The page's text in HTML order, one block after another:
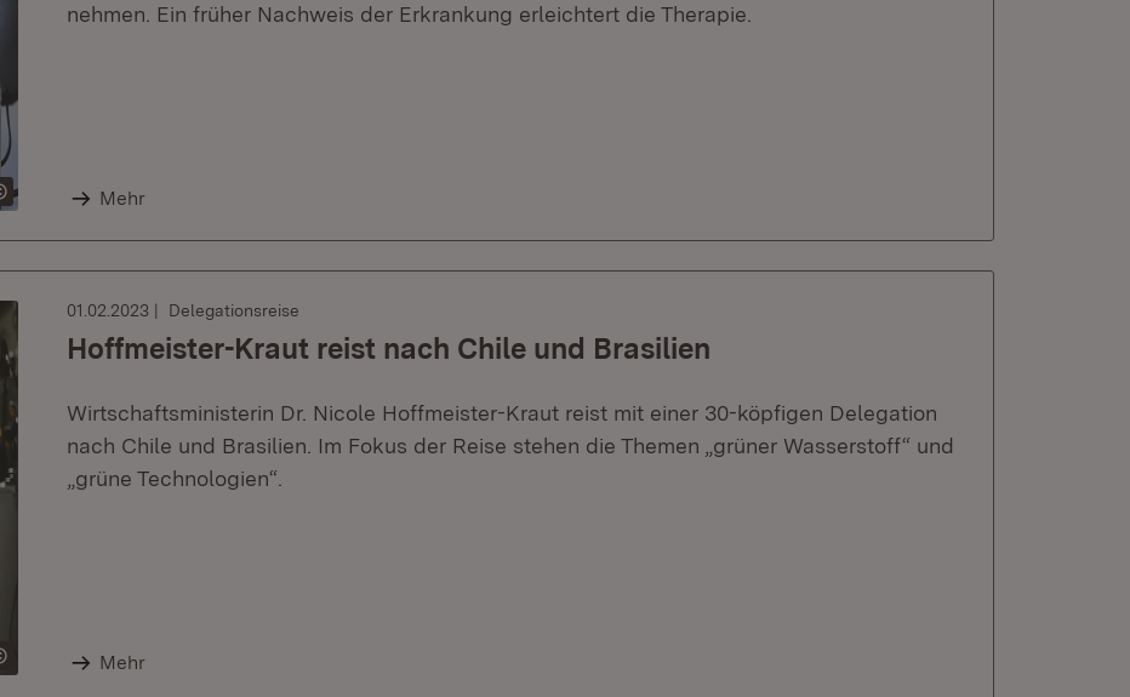
nehmen. Ein früher Nachweis der Erkrankung erleichtert die Therapie.
Mehr
01.02.2023 Delegationsreise
Hoffmeister-Kraut reist nach Chile und Brasilien
Wirtschaftsministerin Dr. Nicole Hoffmeister-Kraut reist mit einer 30-köpfigen Delegation
nach Chile und Brasilien. Im Fokus der Reise stehen die Themen „grüner Wasserstoff“ und
„grüne Technologien“.
Mehr